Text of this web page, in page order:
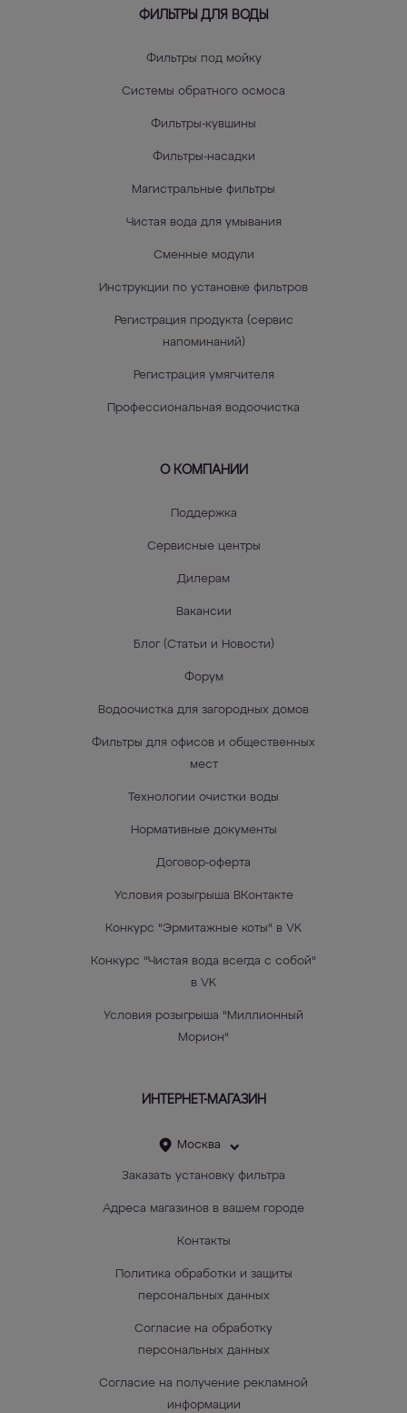
ФИЛЬТРЫ ДЛЯ ВОДЫ
Фильтры под мойку
Системы обратного осмоса
Фильтры-кувшины
Фильтры-насадки
Магистральные фильтры
Чистая вода для умывания
Сменные модули
Инструкции по установке фильтров
Регистрация продукта (сервис
напоминаний)
Регистрация умягчителя
Профессиональная водоочистка
О КОМПАНИИ
Поддержка
Сервисные центры
Дилерам
Вакансии
Блог (Статьи и Новости)
Форум
Водоочистка для загородных домов
Фильтры для офисов и общественных
мест
Технологии очистки воды
Нормативные документы
Договор-оферта
Условия розыгрыша ВКонтакте
Конкурс "Эрмитажные коты" в VK
Конкурс "Чистая вода всегда с собой"
в VK
Условия розыгрыша "Миллионный
Морион"
ИНТЕРНЕТ-МАГАЗИН
Москва
Заказать установку фильтра
Адреса магазинов в вашем городе
Контакты
Политика обработки и защиты
персональных данных
Согласие на обработку
персональных данных
Согласие на получение рекламной
информации